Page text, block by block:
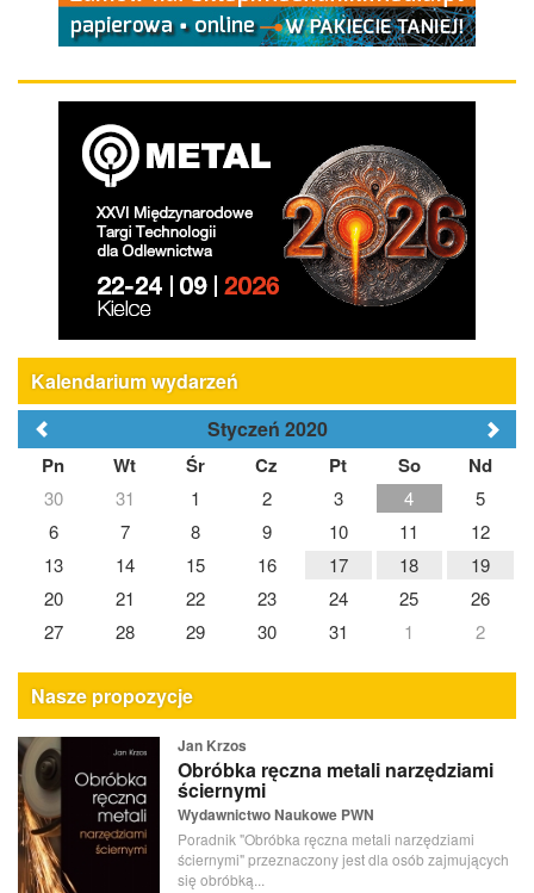
Kalendarium wydarzeń
Styczeń 2020
Pn Wt Śr Cz Pt So Nd
30 31 1 2 3 4
5
6
7 8 9 10 11
12
13
14 15 16 17 18
19
20
21 22 23 24 25
26
27
28 29 30 31 1 2
Nasze propozycje
Jan Krzos
Obróbka ręczna metali narzędziami
ściernymi
Wydawnictwo Naukowe PWN
Poradnik "Obróbka ręczna metali narzędziami
ściernymi" przeznaczony jest dla osób zajmujących
się obróbką...